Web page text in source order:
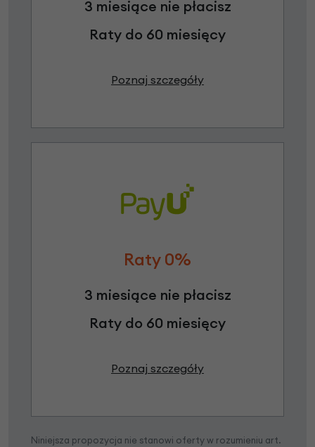
3 miesiące nie płacisz
Raty do 60 miesięcy
Poznaj szczegóły
Raty 0%
3 miesiące nie płacisz
Raty do 60 miesięcy
Poznaj szczegóły
Niniejsza propozycja nie stanowi oferty w rozumieniu art.